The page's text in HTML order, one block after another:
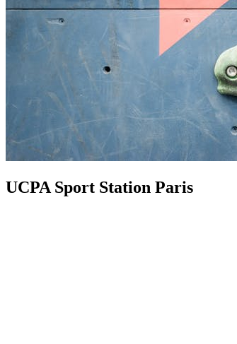
UCPA Sport Station Paris